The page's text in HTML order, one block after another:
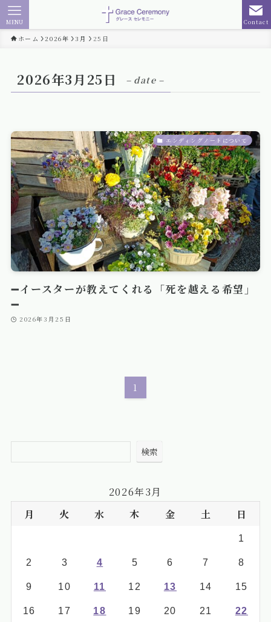
Contact
MENU
ホーム 2026年 3月 25日
2026年3月25日 – date –
エンディングノートについて
➖イースターが教えてくれる「死を越える希望」
➖
2026年3月25日
1
検索
2026年3月
月
火 水 木 金 土 日
1
2 3 4 5 6 7 8
9 10 11 12 13 14 15
16 17 18 19 20 21 22